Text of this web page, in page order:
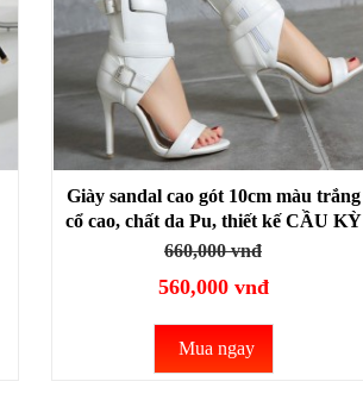
Giày sandal cao gót 10cm màu trắng
cổ cao, chất da Pu, thiết kế CẦU KỲ
SANG CHẢNH GBN31B
660,000 vnđ
560,000 vnđ
Mua ngay